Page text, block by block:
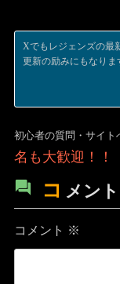
Xでもレジェンズの最
更新の励みにもなりま
初心者の質問・サイト
名も大歓迎！！
コ メン
コメント ※